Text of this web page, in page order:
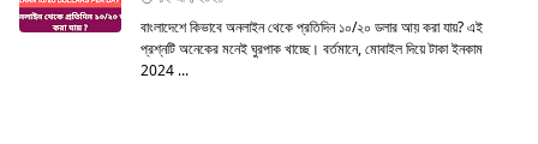
বাংলাদেশে কিভাবে অনলাইন থেকে প্রতিদিন ১০/২০ ডলার আয় করা যায়? এই
প্রশ্নটি অনেকের মনেই ঘুরপাক খাচ্ছে। বর্তমানে, মোবাইল দিয়ে টাকা ইনকাম
2024 ...